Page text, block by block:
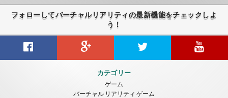
フォローしてバーチャルリアリティの最新機能をチェックしよ
う！
カテゴリー
ゲーム
バーチャル リアリティ ゲーム